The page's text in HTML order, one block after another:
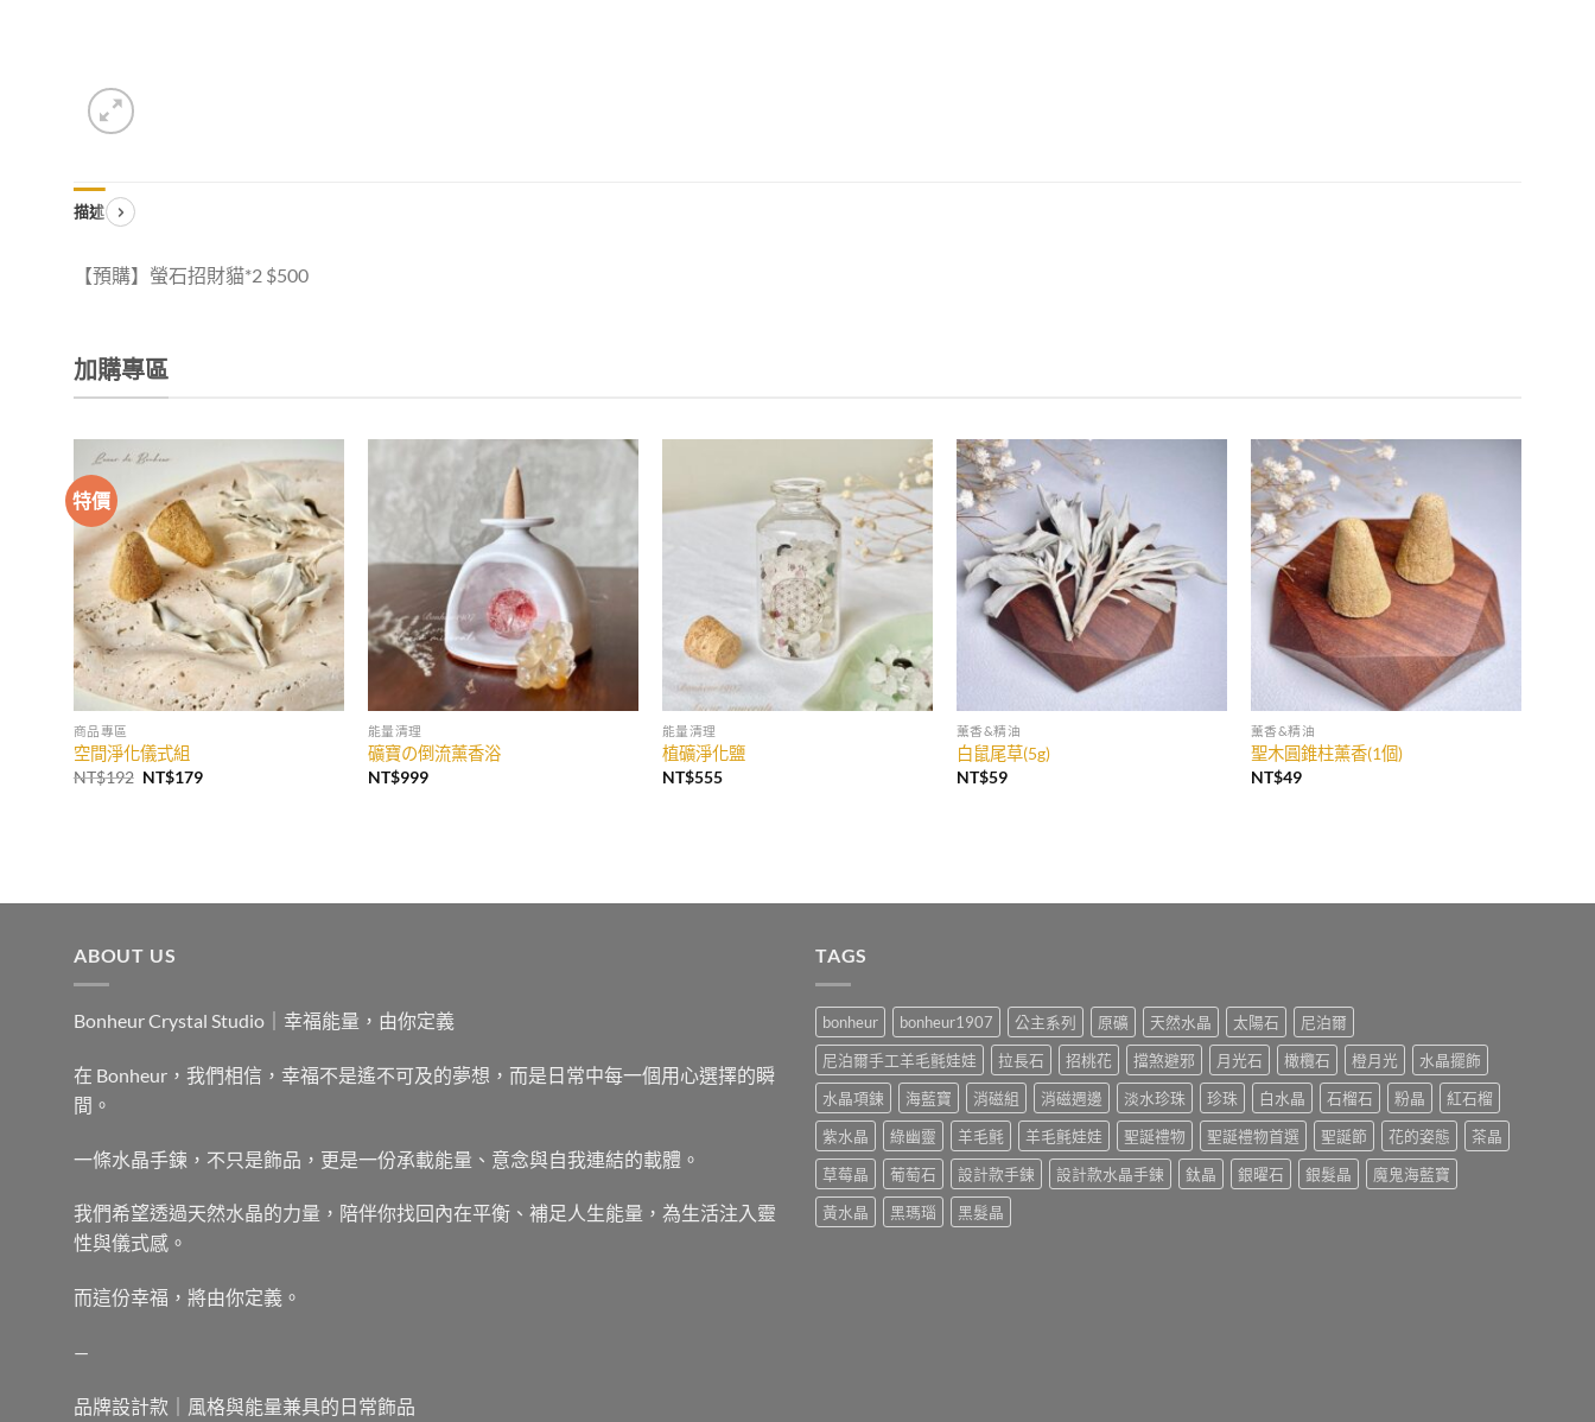
描述
【預購】螢石招財貓*2 $500
加購專區
特價
加入
收藏
商品專區
空間淨化儀式組
NT$192 原
NT$179目
能量清理
礦寶の倒流薰香浴
NT$999
加入
收藏
能量清理
植礦淨化鹽
NT$555
薰香&精油
白鼠尾草(5g)
NT$59
薰香&精油
聖木圓錐柱薰香(1個)
NT$49
ABOUT US
Bonheur Crystal Studio｜幸福能量，由你定義
在 Bonheur，我們相信，幸福不是遙不可及的夢想，而是日常中每一個用心選擇的瞬
間。
一條水晶手鍊，不只是飾品，更是一份承載能量、意念與自我連結的載體。
我們希望透過天然水晶的力量，陪伴你找回內在平衡、補足人生能量，為生活注入靈
性與儀式感。
而這份幸福，將由你定義。
—
品牌設計款｜風格與能量兼具的日常飾品
TAGS
bonheur bonheur1907 公主系列 原礦 天然水晶 太陽石
尼泊爾
尼泊爾手工羊毛氈娃娃
拉長石 招桃花 擋煞避邪 月光石 橄欖石 橙月光
水晶擺飾
水晶項鍊
海藍寶 消磁組 消磁週邊 淡水珍珠 珍珠 白水晶 石榴石 粉晶
紅石榴
紫水晶
綠幽靈 羊毛氈 羊毛氈娃娃 聖誕禮物 聖誕禮物首選 聖誕節 花的姿態
茶晶
草莓晶
葡萄石 設計款手鍊 設計款水晶手鍊 鈦晶 銀曜石 銀髮晶
魔鬼海藍寶
黃水晶
黑瑪瑙 黑髮晶